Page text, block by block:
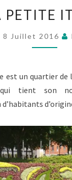
ITALIE
PETITE
8 Juillet 2016
est un quartier de
qui tient son